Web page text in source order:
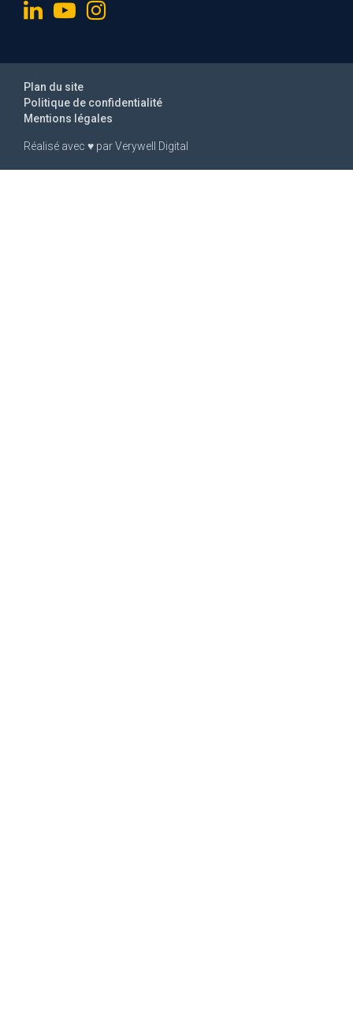
Réalisé avec ♥ parVerywell Digital
Mentions légales
Politique de confidentialité
Plan du site